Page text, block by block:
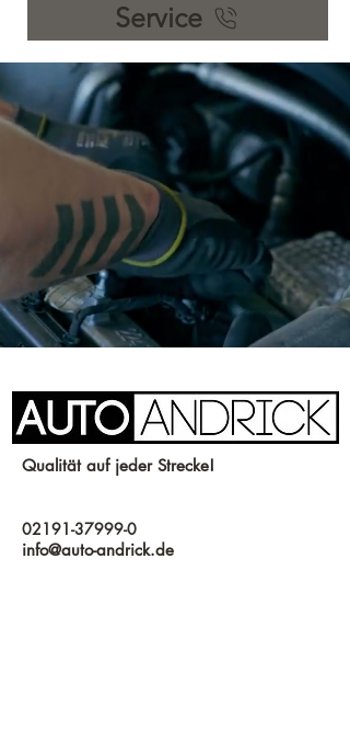
Service
Qualität auf jeder Strecke!
02191-37999-0
info@auto-andrick.de